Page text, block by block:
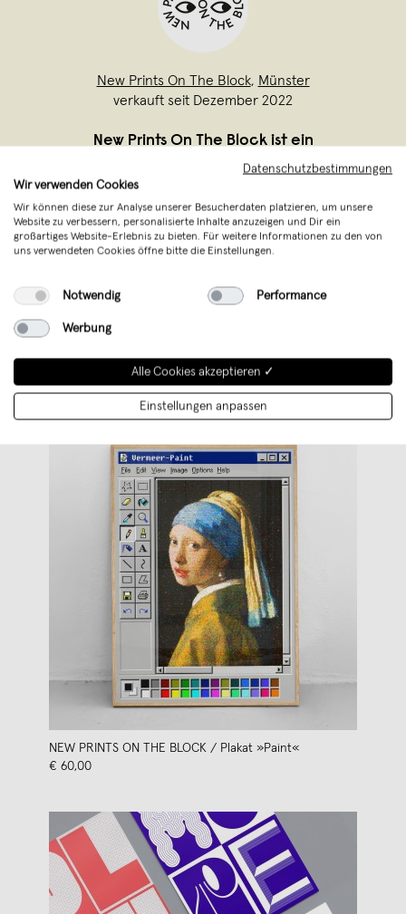
New Prints On The Block, Münster
verkauft seit Dezember 2022
New Prints On The Block ist ein
unabhängiger Verlag für Plakate,
Kalender und limitierte Editionen. Wir
glauben an die Zukunft des Drucks und
entwickeln neue Formate auf Papier mit
unsere Produkte sind mit...
NEW PRINTS ON THE BLOCK / Plakat »Paint«
€ 60,00
Datenschutzbestimmungen
Wir verwenden Cookies
Wir können diese zur Analyse unserer Besucherdaten platzieren, um unsere
Website zu verbessern, personalisierte Inhalte anzuzeigen und Dir ein
großartiges Website-Erlebnis zu bieten. Für weitere Informationen zu den von
uns verwendeten Cookies öffne bitte die Einstellungen.
Notwendig Performance
Werbung
Alle Cookies akzeptieren ✓
Einstellungen anpassen